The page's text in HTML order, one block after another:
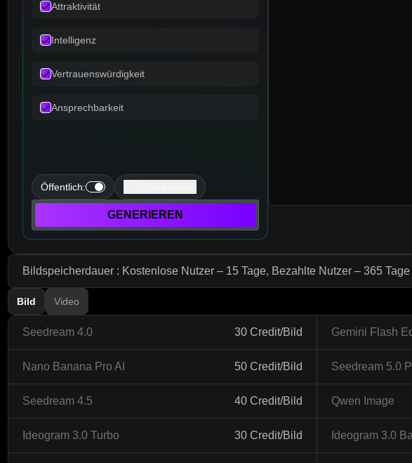
Attraktivität
Intelligenz
Vertrauenswürdigkeit
Ansprechbarkeit
Öffentlich:
GENERIEREN
Bildspeicherdauer : Kostenlose Nutzer – 15 Tage, Bezahlte Nutzer – 365 Tage
Bild Video
Seedream 4.0 30 Credit/Bild Gemini Flash
Nano Banana Pro AI 50 Credit/Bild Seedream 5.0
Seedream 4.5 40 Credit/Bild Qwen Image
Ideogram 3.0 Turbo 30 Credit/Bild Ideogram 3.0